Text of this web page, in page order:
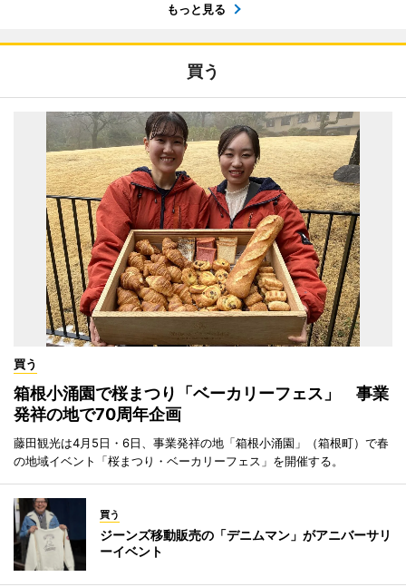
もっと見る
買う
買う
箱根小涌園で桜まつり「ベーカリーフェス」 事業
発祥の地で70周年企画
藤田観光は4月5日・6日、事業発祥の地「箱根小涌園」（箱根町）で春
の地域イベント「桜まつり・ベーカリーフェス」を開催する。
買う
ジーンズ移動販売の「デニムマン」がアニバーサリ
ーイベント